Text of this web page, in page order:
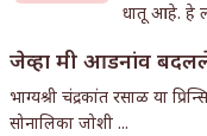
धातू आहे. हे
जेव्हा मी आडनांव
भाग्यश्री चंद्रकांत रसाळ या
सोनालिका जोशी ...